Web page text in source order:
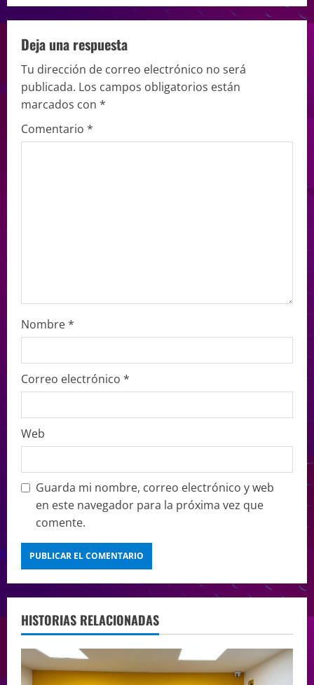
Deja una respuesta
Tu dirección de correo electrónico no será
publicada. Los campos obligatorios están
marcados con *
Comentario *
Nombre*
Correo electrónico *
Web
Guarda mi nombre, correo electrónico y web
en este navegador para la próxima vez que
comente.
HISTORIAS RELACIONADAS